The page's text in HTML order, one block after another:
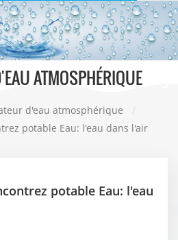
ATMOSPHÉRIQUE
d'eau atmosphérique
/
potable Eau: l'eau dans l'air
potable Eau: l'eau